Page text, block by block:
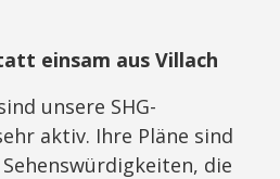
einsam aus Villach
unsere SHG-
aktiv. Ihre Pläne sind
die